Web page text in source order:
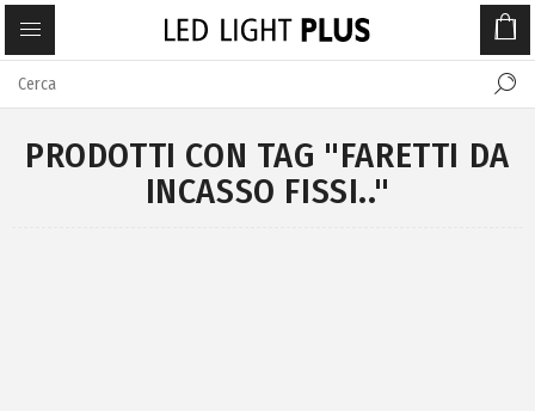
PRODOTTI CON TAG "FARETTI DA
INCASSO FISSI.."